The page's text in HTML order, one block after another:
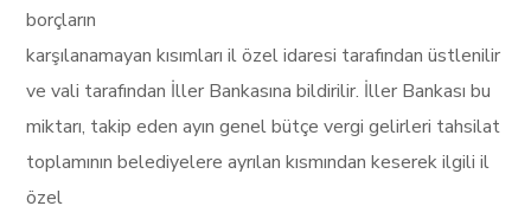
borçların
karşılanamayan kısımları il özel idaresi tarafından üstlenilir
ve vali tarafından İller Bankasına bildirilir. İller Bankası bu
miktarı, takip eden ayın genel bütçe vergi gelirleri tahsilat
toplamının belediyelere ayrılan kısmından keserek ilgili il
özel